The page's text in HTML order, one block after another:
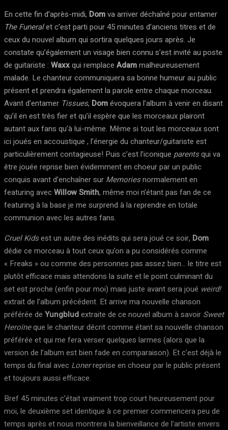
En cette fin d’après-midi, Domva arriver déchaîné pour entamer
The Funeralet c’est parti pour 45 minutes d’anciens titres et de
ceux du nouvel album qui sortira quelques jours après. Je
constate qu’également un visage bien connu s’est invité au poste
de guitariste : Waxxqui remplace Adammalheureusement
malade. Le chanteur communiquera sa bonne humeur au public
présent et prendra également la parole entre chaque morceau.
Avant d’entamer Tissues, Domévoquera l’album à venir en disant
qu’il en est très fier et qu’il espère que les morceaux plairont
autant aux fans qu’à lui-même. Même si tout les morceaux sont
ici joués en accoustique , l’énergie du chanteur/guitariste est
particulièrement contagieuse! Puis c’est l’iconique parentsqui va
être jouée reprise bien évidemment en choeur par un public
conquis avant d’enchaîner sur Memoriesnormalement en
featuring avec Willow Smith, même moi n’étant pas fan de ce
featuring à la base je me surprend à la reprendre en totale
communion avec les autres fans.
Cruel Kidsest un autre des inédits qui sera joué ce soir, Dom
dédie ce morceau à tout ceux qu’on a pu considérés comme
« Freaks » ou comme des personnes pas assez bien… le titre est
plutôt efficace mais attendons la suite et le point culminant du
set est proche (enfin pour moi) mais juste avant sera joué weird!
extrait de l’album précédent. Et arrive ma nouvelle chanson
préférée de Yungbludextraite de ce nouvel album à savoir Sweet
Heroïneque le chanteur décrit comme étant sa nouvelle chanson
préférée et qui me fera verser quelques larmes (alors que la
version de l’album est bien fade en comparaison). Et c’est déjà le
temps du final avec Lonerreprise en choeur par le public présent
et toujours aussi efficace.
Bref 45 minutes c’était vraiment trop court heureusement pour
moi, le deuxième set identique à ce premier commencera peu de
temps après et nous montrera la bienveillance de l’artiste envers